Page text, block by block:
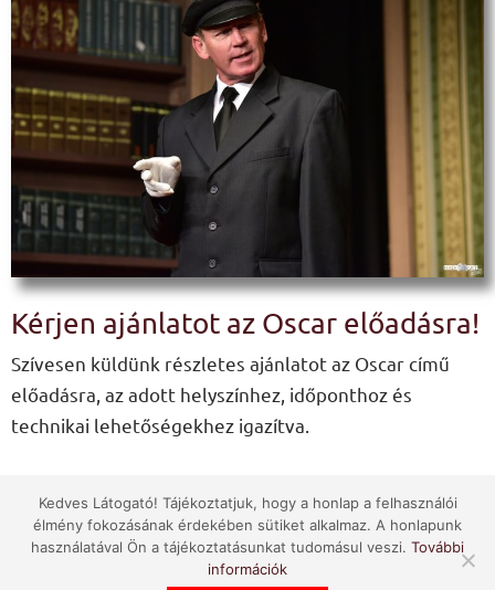
Kérjen ajánlatot az Oscar előadásra!
Szívesen küldünk részletes ajánlatot az Oscar című
előadásra, az adott helyszínhez, időponthoz és
technikai lehetőségekhez igazítva.
AJÁNLATKÉRÉS
Kedves Látogató! Tájékoztatjuk, hogy a honlap a felhasználói
élmény fokozásának érdekében sütiket alkalmaz. A honlapunk
használatával Ön a tájékoztatásunkat tudomásul veszi. További
információk